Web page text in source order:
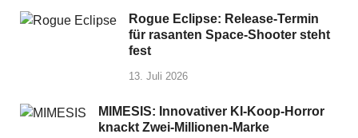
Rogue Eclipse: Release-Termin
für rasanten Space-Shooter steht
fest
13. Juli 2026
MIMESIS: Innovativer KI-Koop-Horror
knackt Zwei-Millionen-Marke